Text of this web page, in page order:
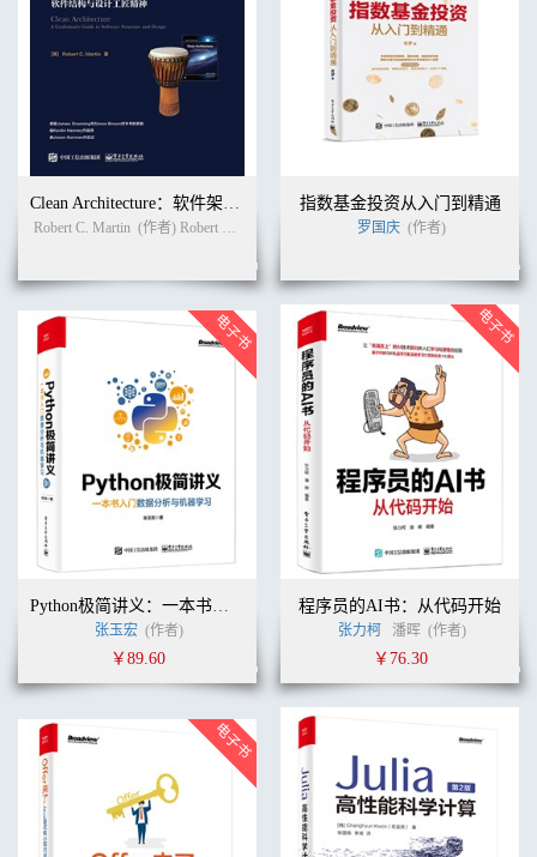
Clean Architecture：软件架构与设计匠艺（英文版）
Robert C. Martin (作者) Robert C. Martin（罗伯特·C·马丁） (译者)
指数基金投资从入门到精通
罗国庆 (作者)
Python极简讲义：一本书入门数据分析与机器学习
张玉宏 (作者)
￥89.60
程序员的AI书：从代码开始
张力柯 潘晖 (作者)
￥76.30